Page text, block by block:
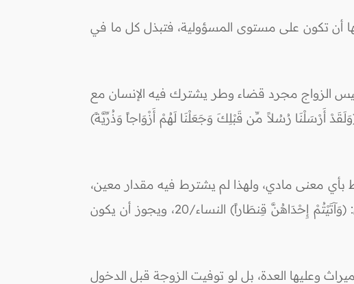
أن تكون على مستوى المسؤولية، فتبذل كل ما في
فليس الزواج مجرد قضاء وطر يشترك فيه الإنسان مع
أَرْسَلْنَا رُسُلاً مِّن قَبْلِكَ وَجَعَلْنَا لَهُمْ أَزْوَاجاً وَذُرِّيَّةً)
بأي معنى مادي، ولهذا لم يشترط فيه مقدار معين،
فكما يجوز أن يكون على عشرة دراهم؛ يجوز أن يكون على قناطير من الذهب أو الفضة، قال تعالى: (وَآتَيْتُمْ إِحْدَاهُنَّ قِنطَاراً) النساء/20، ويجوز أن يكون
وعليها العدة، بل لو توفيت الزوجة قبل الدخول